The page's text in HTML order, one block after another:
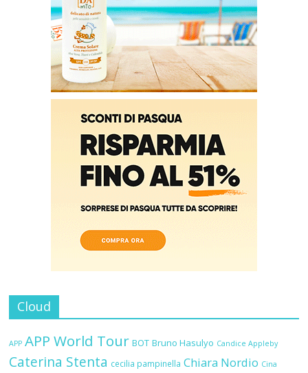
Cloud
APP APP World Tour BOT Bruno Hasulyo Candice Appleby
Caterina Stenta cecilia pampinella Chiara Nordio Cina